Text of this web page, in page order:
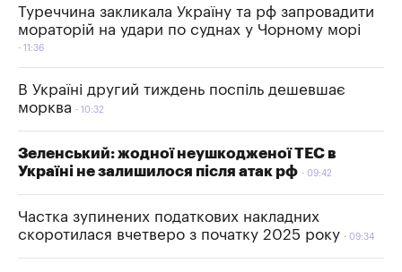
Туреччина закликала Україну та рф запровадити
мораторій на удари по суднах у Чорному морі
11:36
В Україні другий тиждень поспіль дешевшає
морква
10:32
Зеленський: жодної неушкодженої ТЕС в
Україні не залишилося після атак рф
09:42
Частка зупинених податкових накладних
скоротилася вчетверо з початку 2025 року
09:34